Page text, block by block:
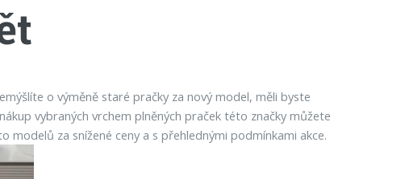
o výměně staré pračky za nový model, měli byste
vybraných vrchem plněných praček této značky můžete
modelů za snížené ceny a s přehlednými podmínkami akce.